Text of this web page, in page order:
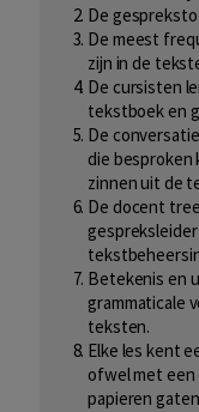
De
De meest
zijn in de
De cursisten
tekstboek en
De
die
zinnen uit de
De docent
Betekenis en
grammaticale
teksten.
Elke les kent
ofwel met
papieren